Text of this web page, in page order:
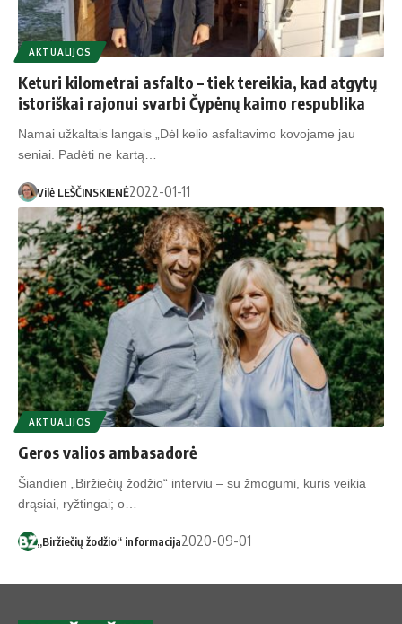
AKTUALIJOS
Keturi kilometrai asfalto – tiek tereikia, kad atgytų
istoriškai rajonui svarbi Čypėnų kaimo respublika
Namai užkaltais langais „Dėl kelio asfaltavimo kovojame jau
seniai. Padėti ne kartą…
Vilė LEŠČINSKIENĖ2022-01-11
AKTUALIJOS
Geros valios ambasadorė
Šiandien „Biržiečių žodžio“ interviu – su žmogumi, kuris veikia
drąsiai, ryžtingai; o…
„Biržiečių žodžio“ informacija2020-09-01